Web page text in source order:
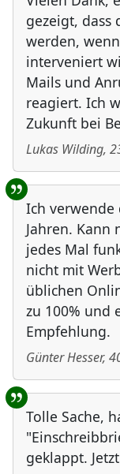
gezeigt, dass
werden,
interveniert
Mails und
reagiert. Ich
Zukunft bei
Lukas Wilding,
Ich verwende
Jahren. Kann
jedes Mal
nicht mit
üblichen
zu 100% und
Empfehlung.
Günter Hesser,
Tolle Sache,
geklappt.